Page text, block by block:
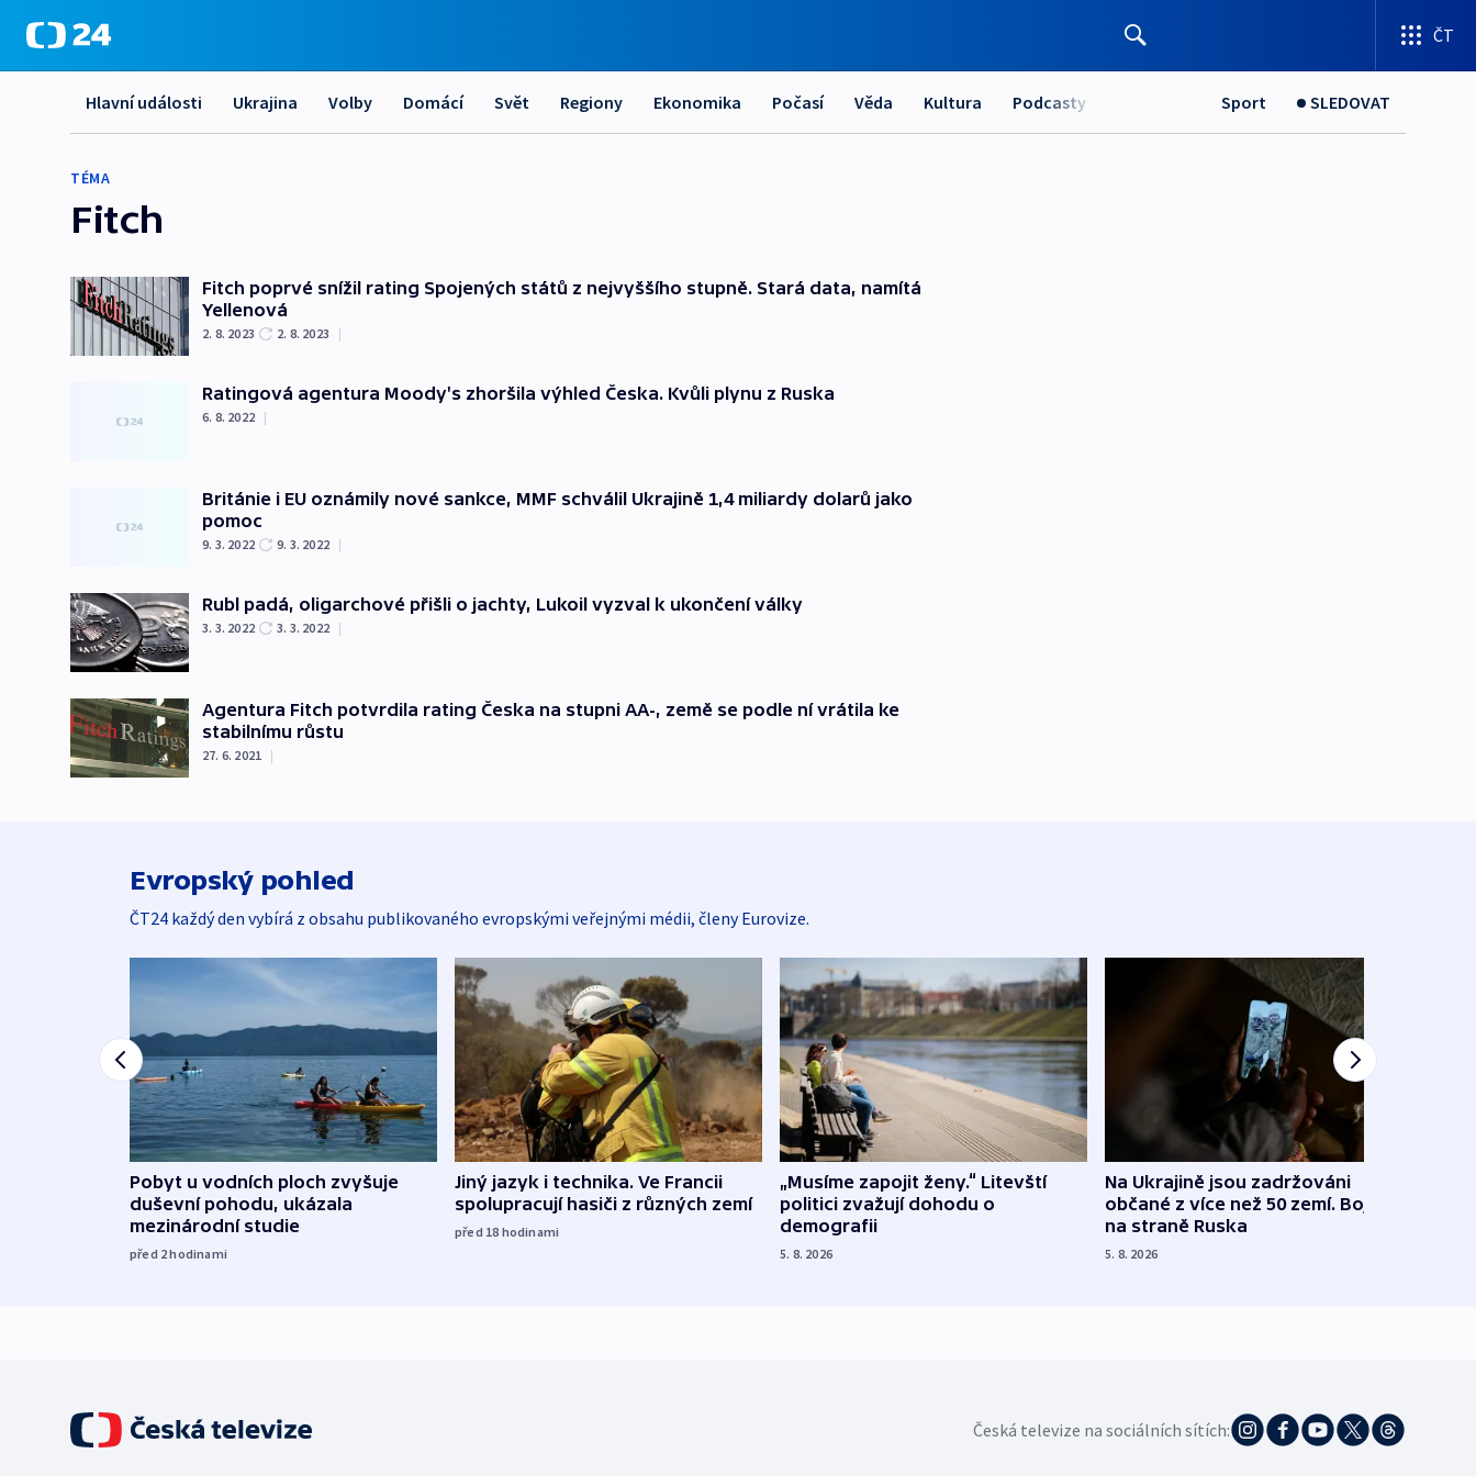
ČT
Hlavní události Ukrajina Volby Domácí Svět Regiony Ekonomika Počasí Věda Kultura Podcasty Sport SLEDOVAT
TÉMA
Fitch
Fitch poprvé snížil rating Spojených států z nejvyššího stupně. Stará data, namítá
Yellenová
2. 8. 2023 2. 8. 2023 |
Ratingová agentura Moody's zhoršila výhled Česka. Kvůli plynu z Ruska
6. 8. 2022 |
Británie i EU oznámily nové sankce, MMF schválil Ukrajině 1,4 miliardy dolarů jako
pomoc
9. 3. 2022 9. 3. 2022 |
Rubl padá, oligarchové přišli o jachty, Lukoil vyzval k ukončení války
3. 3. 2022 3. 3. 2022 |
Agentura Fitch potvrdila rating Česka na stupni AA-, země se podle ní vrátila ke
stabilnímu růstu
27. 6. 2021 |
Evropský pohled
ČT24 každý den vybírá z obsahu publikovaného evropskými veřejnými médii, členy Eurovize.
Pobyt u vodních ploch zvyšuje
duševní pohodu, ukázala
mezinárodní studie
před 2hodinami
Jiný jazyk i technika. Ve Francii
spolupracují hasiči z různých zemí
před 18 hodinami
„Musíme zapojit ženy.“ Litevští
politici zvažují dohodu o
demografii
5. 8. 2026
Na Ukrajině jsou zadržováni
občané z více než 50 zemí. Bojovali
na straně Ruska
5. 8. 2026
Česká televize na sociálních sítích: